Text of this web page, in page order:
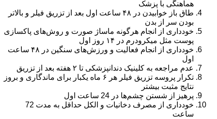
هماهنگی با پزشک
طاق باز خوابیدن در ۴۸ ساعت اول بعد از تزریق فیلر و بالاتر
بودن سر از بدن
خودداری از انجام هرگونه ماساژ صورت و روش‌های پاکسازی
پوست مثل میکرودرم در ۱۴ روز اول
خودداری از انجام فعالیت و ورزش‌های سنگین در ۴۸ ساعت
اول
عدم مراجعه به کلینیک دندانپزشکی تا ۲ هفته بعد از تزریق
تکرار پروسه تزریق فیلر هر ۶ ماه یکبار برای ماندگاری و بروز
نتایج مثبت بیشتر
پرهیز از شستن چشم‌ها در 24 ساعت اول
خودداری از مصرف دخانیات و الکل حداقل به مدت 72
ساعت